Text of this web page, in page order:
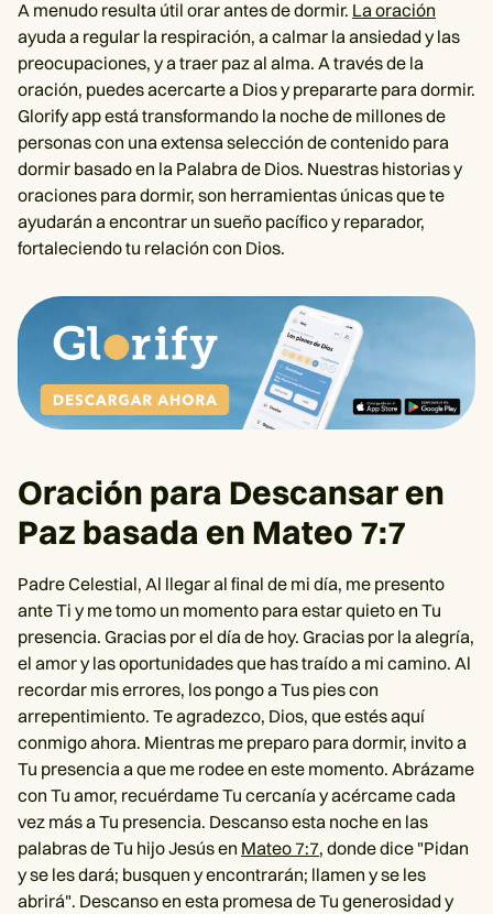
A menudo resulta útil orar antes de dormir. La oración
ayuda a regular la respiración, a calmar la ansiedad y las
preocupaciones, y a traer paz al alma. A través de la
oración, puedes acercarte a Dios y prepararte para dormir.
Glorify app está transformando la noche de millones de
personas con una extensa selección de contenido para
dormir basado en la Palabra de Dios. Nuestras historias y
oraciones para dormir, son herramientas únicas que te
ayudarán a encontrar un sueño pacífico y reparador,
fortaleciendo tu relación con Dios.
Oración para Descansar en
Paz basada en Mateo 7:7
Padre Celestial, Al llegar al final de mi día, me presento
ante Ti y me tomo un momento para estar quieto en Tu
presencia. Gracias por el día de hoy. Gracias por la alegría,
el amor y las oportunidades que has traído a mi camino. Al
recordar mis errores, los pongo a Tus pies con
arrepentimiento. Te agradezco, Dios, que estés aquí
conmigo ahora. Mientras me preparo para dormir, invito a
Tu presencia a que me rodee en este momento. Abrázame
con Tu amor, recuérdame Tu cercanía y acércame cada
vez más a Tu presencia. Descanso esta noche en las
palabras de Tu hijo Jesús en Mateo 7:7, donde dice "Pidan
y se les dará; busquen y encontrarán; llamen y se les
abrirá". Descanso en esta promesa de Tu generosidad y